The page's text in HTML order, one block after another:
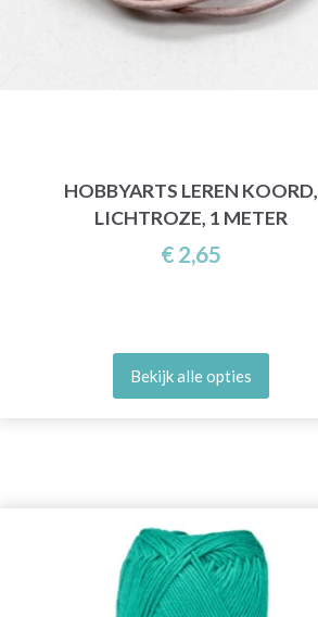
HOBBYARTS LEREN KOORD,
LICHTROZE, 1 METER
€ 2,65
Bekijk alle opties